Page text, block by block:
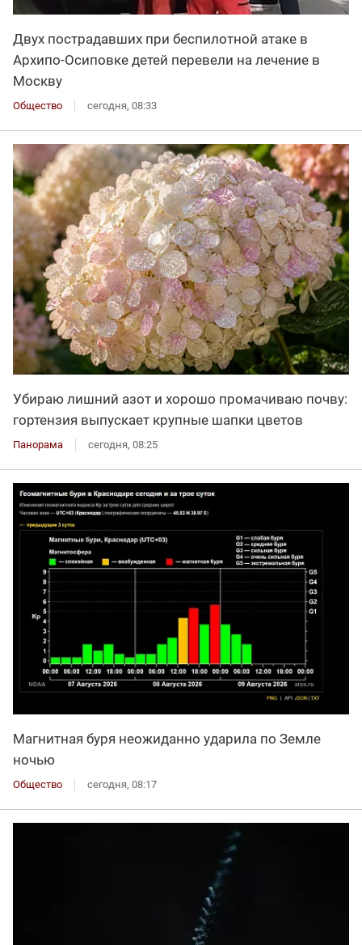
Двух пострадавших при беспилотной атаке в
Архипо-Осиповке детей перевели на лечение в
Москву
Общество сегодня, 08:33
Убираю лишний азот и хорошо промачиваю почву:
гортензия выпускает крупные шапки цветов
Панорама сегодня, 08:25
Магнитная буря неожиданно ударила по Земле
ночью
Общество сегодня, 08:17